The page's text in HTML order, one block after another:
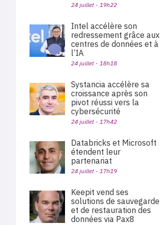
24 juillet - 19h22
Intel accélère son
redressement grâce aux
centres de données et à
l’IA
24 juillet - 18h18
Systancia accélère sa
croissance après son
pivot réussi vers la
cybersécurité
24 juillet - 17h42
Databricks et Microsoft
étendent leur
partenariat
24 juillet - 17h19
Keepit vend ses
solutions de sauvegarde
et de restauration des
données via Pax8